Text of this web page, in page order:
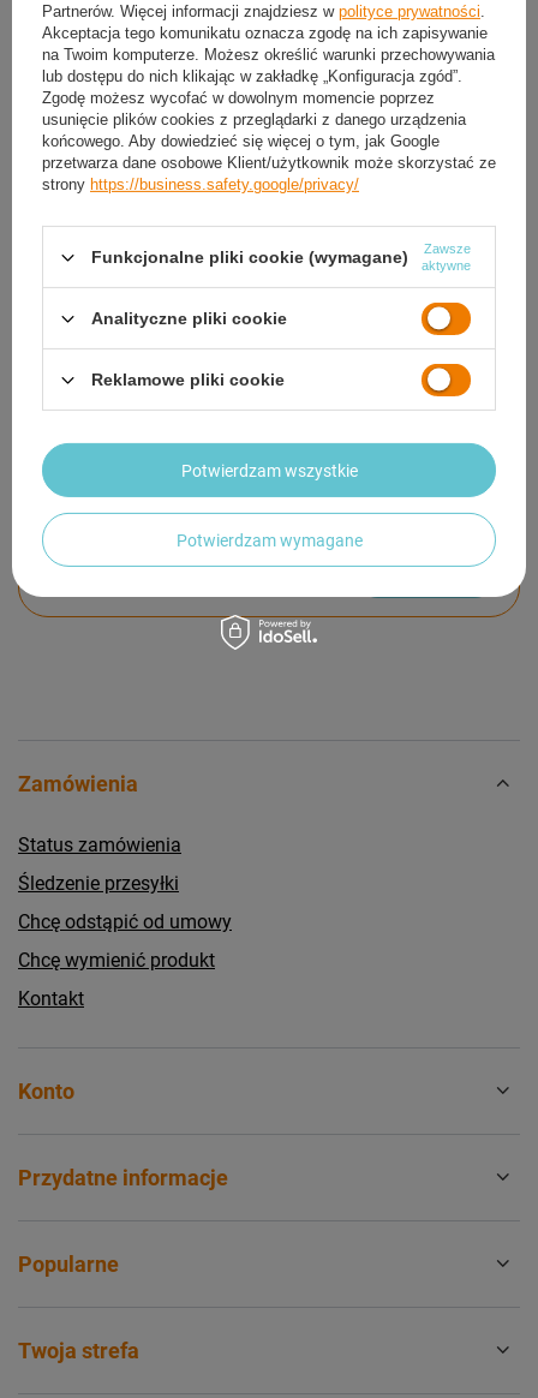
Bezpieczne zakupy
Darmowa dostawa do paczkomatu lub punktu
odbioru
Smile - dostawy ze sklepów internetowych przy zamówieniu od 50,00 złsą za
darmoWięcej informacji.
SZCZEGÓŁOWE DANE
GWARANCJA
Potrzebujesz pomocy? Masz pytania?
Zadaj pytanie a my odpowiemy niezwłocznie,
najciekawsze pytania i odpowiedzi publikując
Zadaj pytanie
Zamówienia
Status zamówienia
Śledzenie przesyłki
Chcę odstąpić od umowy
Chcę wymienić produkt
Kontakt
Konto
Przydatne informacje
Popularne
Twoja strefa
Partnerów. Więcej informacji znajdziesz w polityce prywatności
Akceptacja tego komunikatu oznacza zgodę na ich zapisywanie
na Twoim komputerze. Możesz określić warunki przechowywania
lub dostępu do nich klikając w zakładkę „Konfiguracja zgód”.
Zgodę możesz wycofać w dowolnym momencie poprzez
usunięcie plików cookies z przeglądarki z danego urządzenia
końcowego. Aby dowiedzieć się więcej o tym, jak Google
przetwarza dane osobowe Klient/użytkownik może skorzystać ze
strony https://business.safety.google/privacy/
Funkcjonalne pliki cookie (wymagane)
Zawsze
aktywne
Analityczne pliki cookie
Reklamowe pliki cookie
Potwierdzam wymagane
Potwierdzam wszystkie